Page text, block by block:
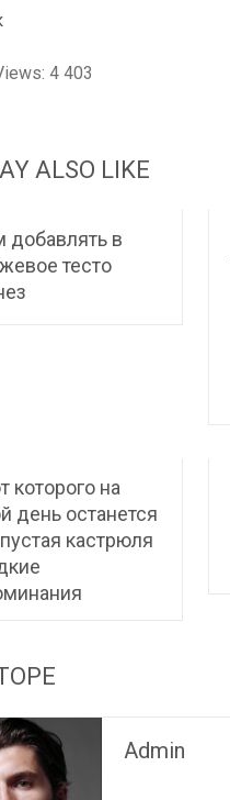
4 403
ALSO LIKE
добавлять в
тесто
которого на
день останется
кастрюля
Admin